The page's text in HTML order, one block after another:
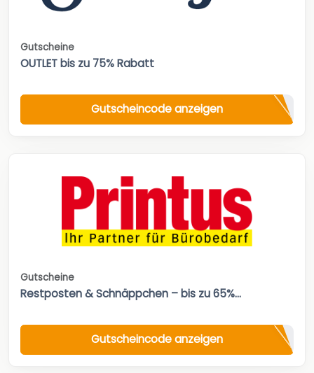
Gutscheine
OUTLET bis zu 75% Rabatt
Gutscheincode anzeigen
Gutscheine
Restposten & Schnäppchen – bis zu 65%...
Gutscheincode anzeigen